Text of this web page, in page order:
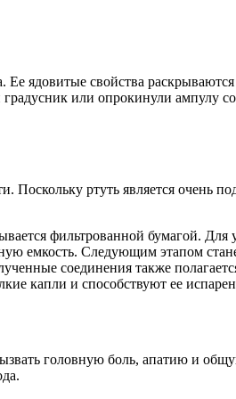
ядовитые свойства раскрываются
или опрокинули ампулу
Поскольку ртуть является очень
фильтрованной бумагой.
емкость. Следующим этапом
соединения также
капли и способствуют ее
головную боль, апатию и